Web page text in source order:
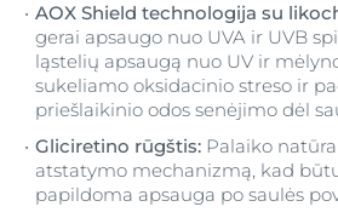
AOX Shield technologija su
gerai apsaugo nuo UVA ir UVB
ląstelių apsaugą nuo UV ir
sukeliamo oksidacinio streso ir
priešlaikinio odos senėjimo dėl
Gliciretino rūgštis: Palaiko
atstatymo mechanizmą, kad
papildoma apsauga po saulės